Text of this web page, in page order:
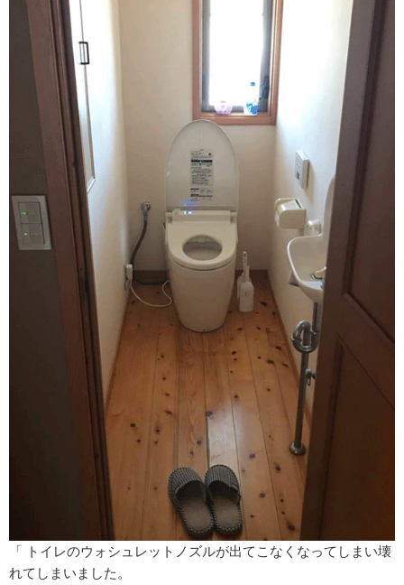
「 トイレのウォシュレットノズルが出てこなくなってしまい壊
れてしまいました。